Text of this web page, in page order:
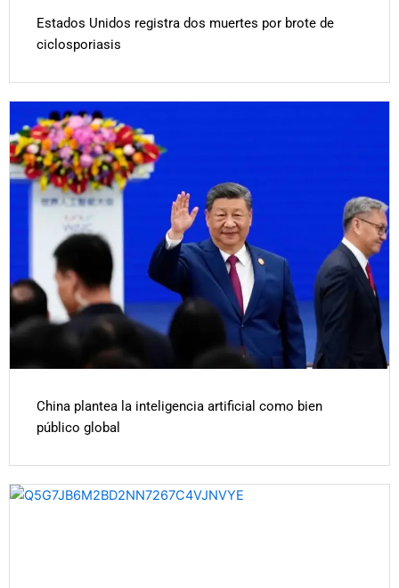
Estados Unidos registra dos muertes por brote de
ciclosporiasis
China plantea la inteligencia artificial como bien
público global